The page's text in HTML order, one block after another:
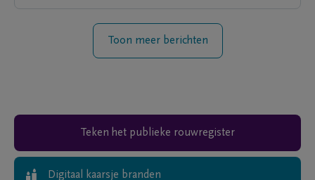
Toon meer berichten
Teken het publieke rouwregister
Digitaal kaarsje branden